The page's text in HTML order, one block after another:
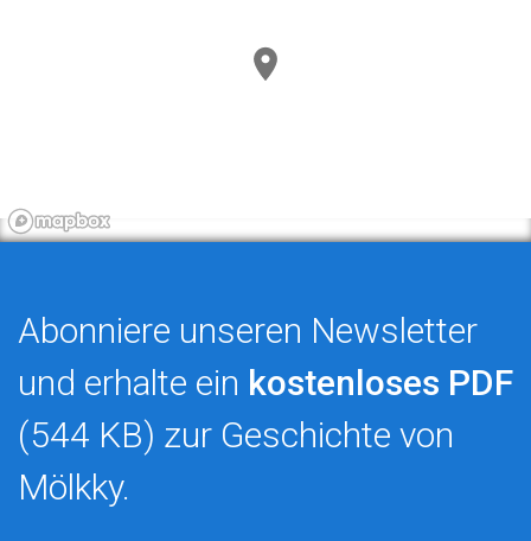
Abonniere unseren Newsletter
und erhalte ein kostenloses PDF
(544 KB) zur Geschichte von
Mölkky.